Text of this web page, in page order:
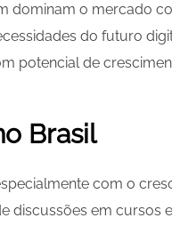
dominam o mercado
do futuro
potencial de
Brasil
com o
discussões em cursos